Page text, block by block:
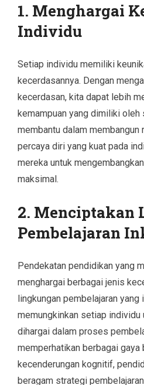
1. Menghargai
Individu
Setiap individu memiliki
kecerdasannya. Dengan
kecerdasan, kita dapat lebih
kemampuan yang dimiliki oleh
membantu dalam membangun
percaya diri yang kuat pada
mereka untuk
maksimal.
2. Menciptakan
Pembelajaran
Pendekatan pendidikan yang
menghargai berbagai jenis
lingkungan pembelajaran yang
memungkinkan setiap individu
dihargai dalam proses
memperhatikan berbagai gaya
kecenderungan kognitif,
beragam strategi